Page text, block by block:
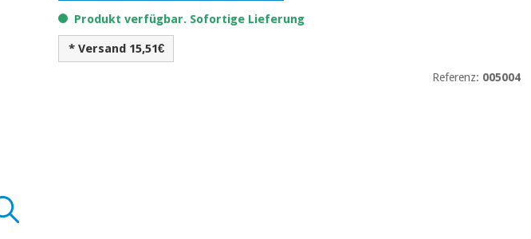
Produkt verfügbar. Sofortige Lieferung
* Versand 15,51€
Referenz: 005004